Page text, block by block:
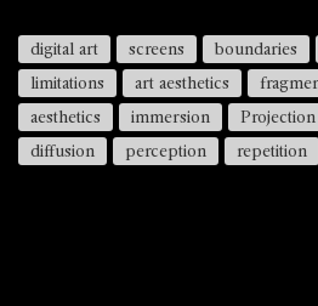
digital art screens boundaries
limitations
art aesthetics
aesthetics
immersion Projection
diffusion
perception repetition